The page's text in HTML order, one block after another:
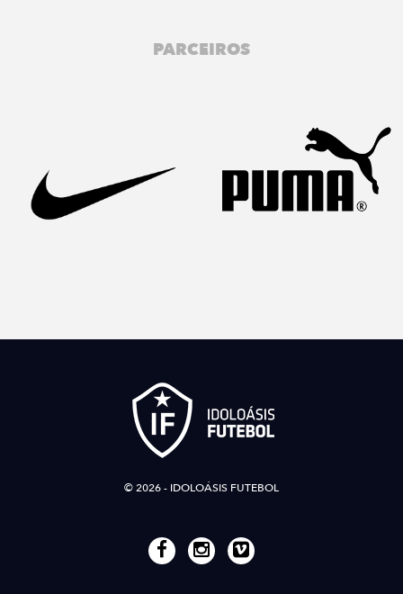
PARCEIROS
© 2026 - IDOLOÁSIS FUTEBOL